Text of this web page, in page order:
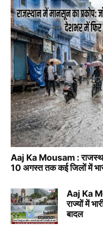
Aaj Ka Mousam :
10 अगस्त तक कई जिलों में
Aaj Ka
राज्यों में
बादल